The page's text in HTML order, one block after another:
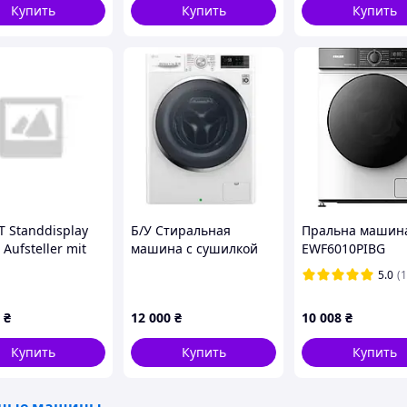
Купить
Купить
Купить
Standdisplay
Aufsteller mit
₴
Купить
Б/У Стиральная
машина с сушилкой
12 000 ₴
Купить
Пральна
EWF6010PIBG
5.0
10 008 ₴
Купить